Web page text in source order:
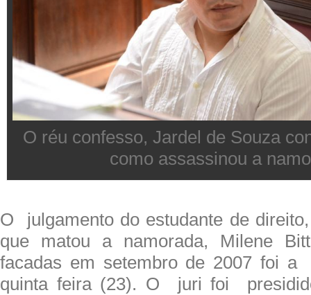
O réu confesso, Jardel de Souza
como assassinou a
O julgamento do estudante de
que matou a namorada, Milene
facadas em setembro de 2007 foi a
quinta feira (23). O juri foi